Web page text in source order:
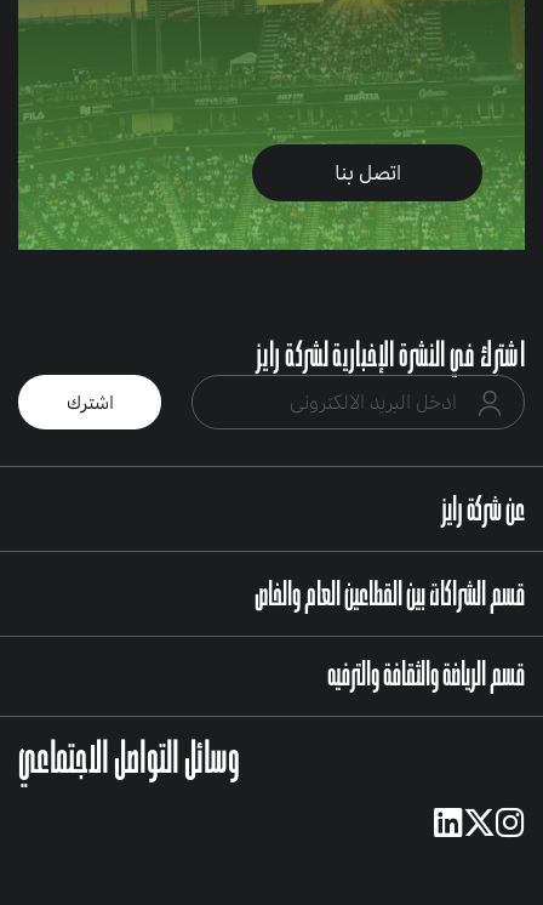
اتصل بنا
اشترك في النشرة الإخبارية لشركة رايز
عن شركة رايز
قسم الشراكات بين القطاعين العام والخاص
قسم الرياضة والثقافة والترفيه
وسائل التواصل الاجتماعي